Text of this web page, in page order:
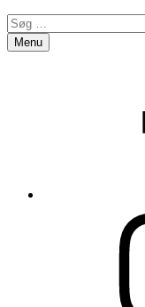
Search
Søg
efter:
Menu